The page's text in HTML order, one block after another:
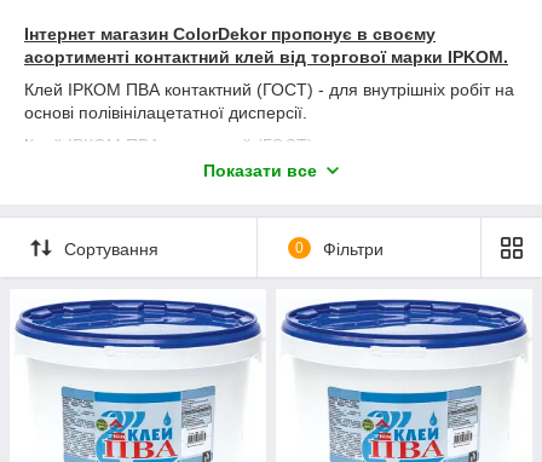
Інтернет магазин ColorDekor пропонує в своєму
асортименті контактний клей від торгової марки IPKOM.
Клей ІРКОМ ПВА контактний (ГОСТ) - для внутрішніх робіт на
основі полівінілацетатної дисперсії.
Клей ІРКОМ ПВА контактний (ГОСТ) - застосовується для
міцного склеювання матеріалів з дерева, шкіри, картону,
цементні або крейдяні розчини для поліпшення їх
характеристик.
плівку з хорошою адгезією до пористих матеріалів.
Показати все
Сортування 0 Фільтри